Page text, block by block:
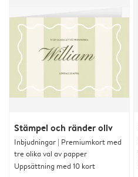
Stämpel och ränder oliv
Inbjudningar | Premiumkort med
tre olika val av papper
Uppsättning med 10 kort